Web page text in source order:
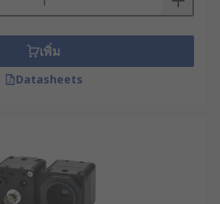
ของกล้องงู
เบิลยืดหยุ่นสูง สามารถดัดโค้ง
พื้นที่แคบ เช่น ท่อระบายน้ำ
นในพื้นที่ที่มีแสงน้อย หรือมืด
เพิ่ม
Datasheets